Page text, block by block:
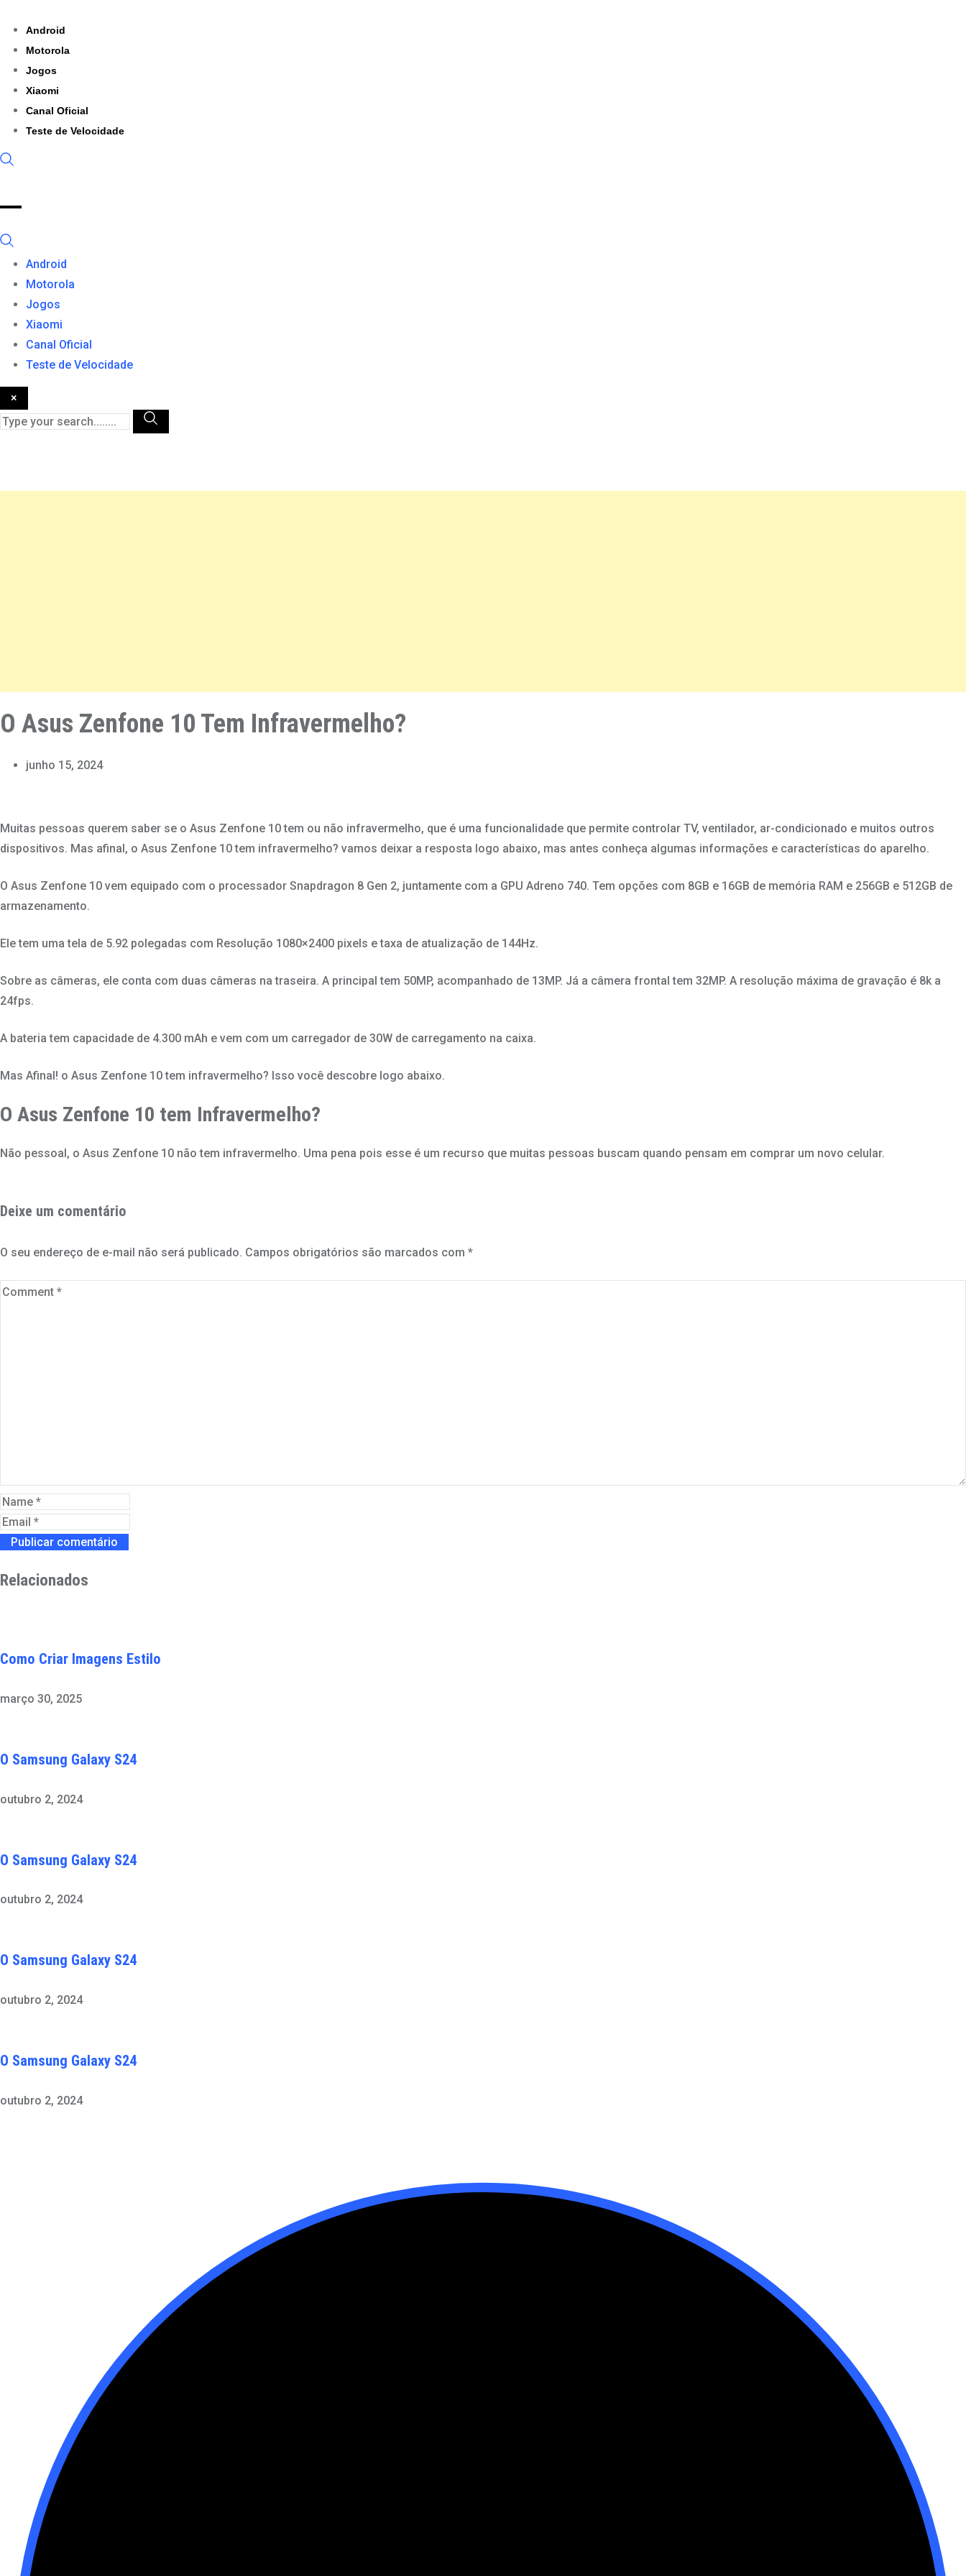
content
Android
Motorola
Jogos
Xiaomi
Canal Oficial
Teste de Velocidade
Android
Motorola
Jogos
Xiaomi
Canal Oficial
Teste de Velocidade
×
O Asus Zenfone 10 Tem Infravermelho?
junho 15, 2024
Muitas pessoas querem saber se o Asus Zenfone 10 tem ou não infravermelho, que é uma funcionalidade que permite controlar TV, ventilador, ar-condicionado e muitos outros
dispositivos. Mas afinal, o Asus Zenfone 10 tem infravermelho? vamos deixar a resposta logo abaixo, mas antes conheça algumas informações e características do aparelho.
O Asus Zenfone 10 vem equipado com o processador Snapdragon 8 Gen 2, juntamente com a GPU Adreno 740. Tem opções com 8GB e 16GB de memória RAM e 256GB e 512GB de
armazenamento.
Ele tem uma tela de 5.92 polegadas com Resolução 1080×2400 pixels e taxa de atualização de 144Hz.
Sobre as câmeras, ele conta com duas câmeras na traseira. A principal tem 50MP, acompanhado de 13MP. Já a câmera frontal tem 32MP. A resolução máxima de gravação é 8k a
24fps.
A bateria tem capacidade de 4.300 mAh e vem com um carregador de 30W de carregamento na caixa.
Mas Afinal! o Asus Zenfone 10 tem infravermelho? Isso você descobre logo abaixo.
O Asus Zenfone 10 tem Infravermelho?
Não pessoal, o Asus Zenfone 10 não tem infravermelho. Uma pena pois esse é um recurso que muitas pessoas buscam quando pensam em comprar um novo celular.
Deixe um comentário
O seu endereço de e-mail não será publicado. Campos obrigatórios são marcados com *
Relacionados
Como Criar Imagens Estilo
março 30, 2025
O Samsung Galaxy S24
outubro 2, 2024
O Samsung Galaxy S24
outubro 2, 2024
O Samsung Galaxy S24
outubro 2, 2024
O Samsung Galaxy S24
outubro 2, 2024